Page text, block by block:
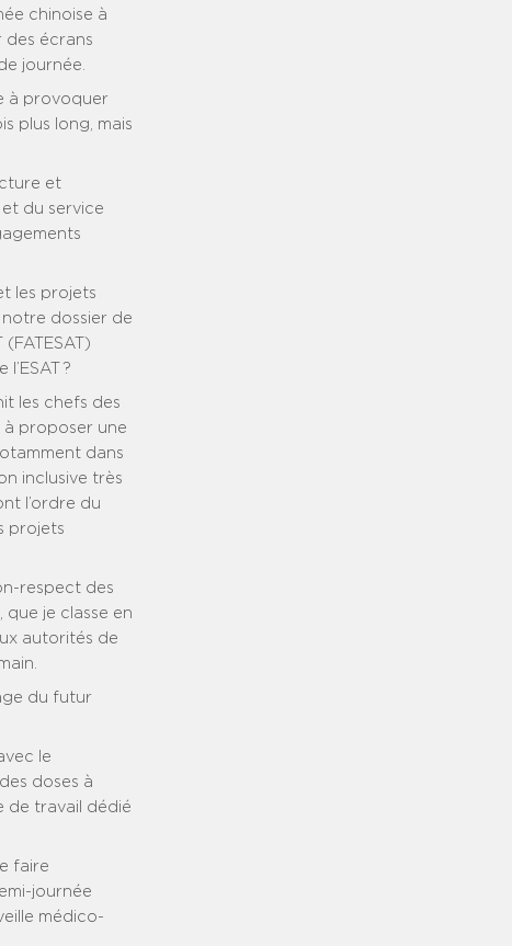
chinoise à
des écrans
journée.
à provoquer
plus long, mais
et
du service
les projets
dossier de
?
les chefs des
à proposer une
dans
inclusive très
l’ordre du
projets
respect des
je classe en
autorités de
du futur
le
doses à
de travail dédié
faire
journée
médico-